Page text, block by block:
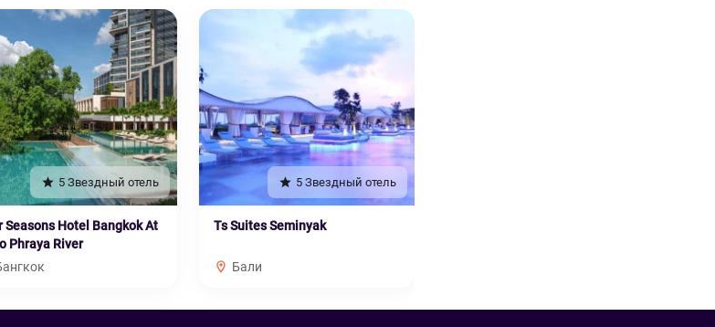
5 Звездный отель
Seasons Hotel Bangkok At
Phraya River
5 Звездный отель
Ts Suites Seminyak
Бали